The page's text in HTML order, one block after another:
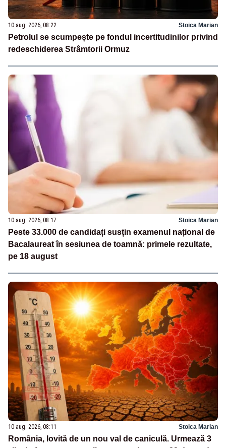
10 aug. 2026, 08:22 Stoica Marian
Petrolul se scumpește pe fondul incertitudinilor privind
redeschiderea Strâmtorii Ormuz
10 aug. 2026, 08:17 Stoica Marian
Peste 33.000 de candidați susțin examenul național de
Bacalaureat în sesiunea de toamnă: primele rezultate,
pe 18 august
10 aug. 2026, 08:11 Stoica Marian
România, lovită de un nou val de caniculă. Urmează 3